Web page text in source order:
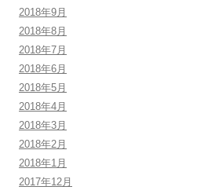
2018年9月
2018年8月
2018年7月
2018年6月
2018年5月
2018年4月
2018年3月
2018年2月
2018年1月
2017年12月